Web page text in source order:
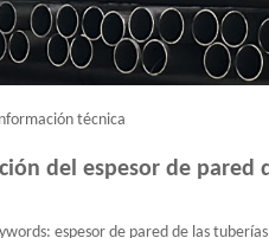
técnica
del espesor de pared
espesor de pared de las